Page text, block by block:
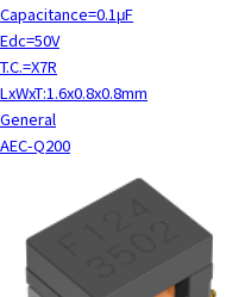
Capacitance=0.1μF
Edc=50V
T.C.=X7R
LxWxT:1.6x0.8x0.8mm
General
AEC-Q200